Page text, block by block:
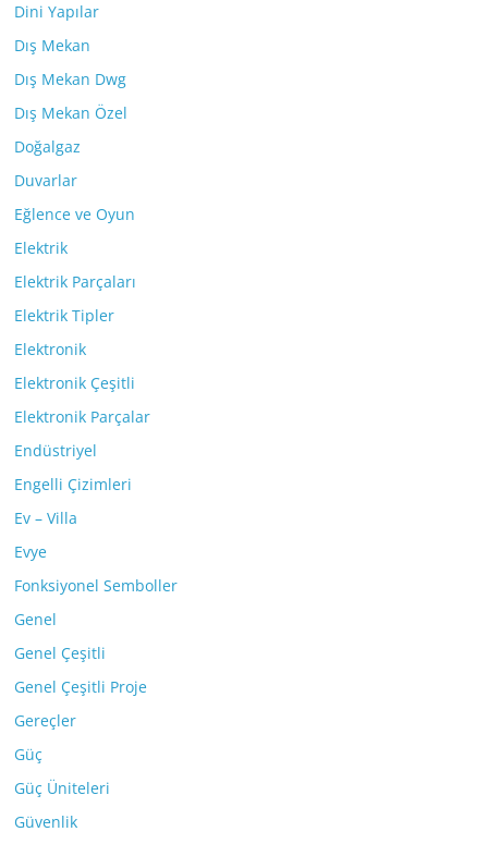
Dini Yapılar
Dış Mekan
Dış Mekan Dwg
Dış Mekan Özel
Doğalgaz
Duvarlar
Eğlence ve Oyun
Elektrik
Elektrik Parçaları
Elektrik Tipler
Elektronik
Elektronik Çeşitli
Elektronik Parçalar
Endüstriyel
Engelli Çizimleri
Ev – Villa
Evye
Fonksiyonel Semboller
Genel
Genel Çeşitli
Genel Çeşitli Proje
Gereçler
Güç
Güç Üniteleri
Güvenlik